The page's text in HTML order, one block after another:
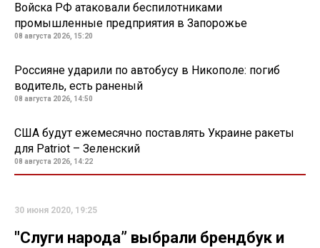
Войска РФ атаковали беспилотниками
промышленные предприятия в Запорожье
08 августа 2026, 15:20
Россияне ударили по автобусу в Никополе: погиб
водитель, есть раненый
08 августа 2026, 14:50
США будут ежемесячно поставлять Украине ракеты
для Patriot – Зеленский
08 августа 2026, 14:22
30 июня 2020, 19:25
"Слуги народа” выбрали брендбук и